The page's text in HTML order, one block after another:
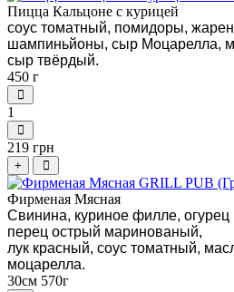
Пицца Кальцоне с курицей
соус томатный, помидоры,
шампиньйоны, сыр Моцарелла,
сыр твёрдый.
450 г
1
219 грн
+
Фирменая Мясная
Свинина, куриное филле,
перец острый маринованый,
лук красный, соус томатный,
моцарелла.
30см 570г